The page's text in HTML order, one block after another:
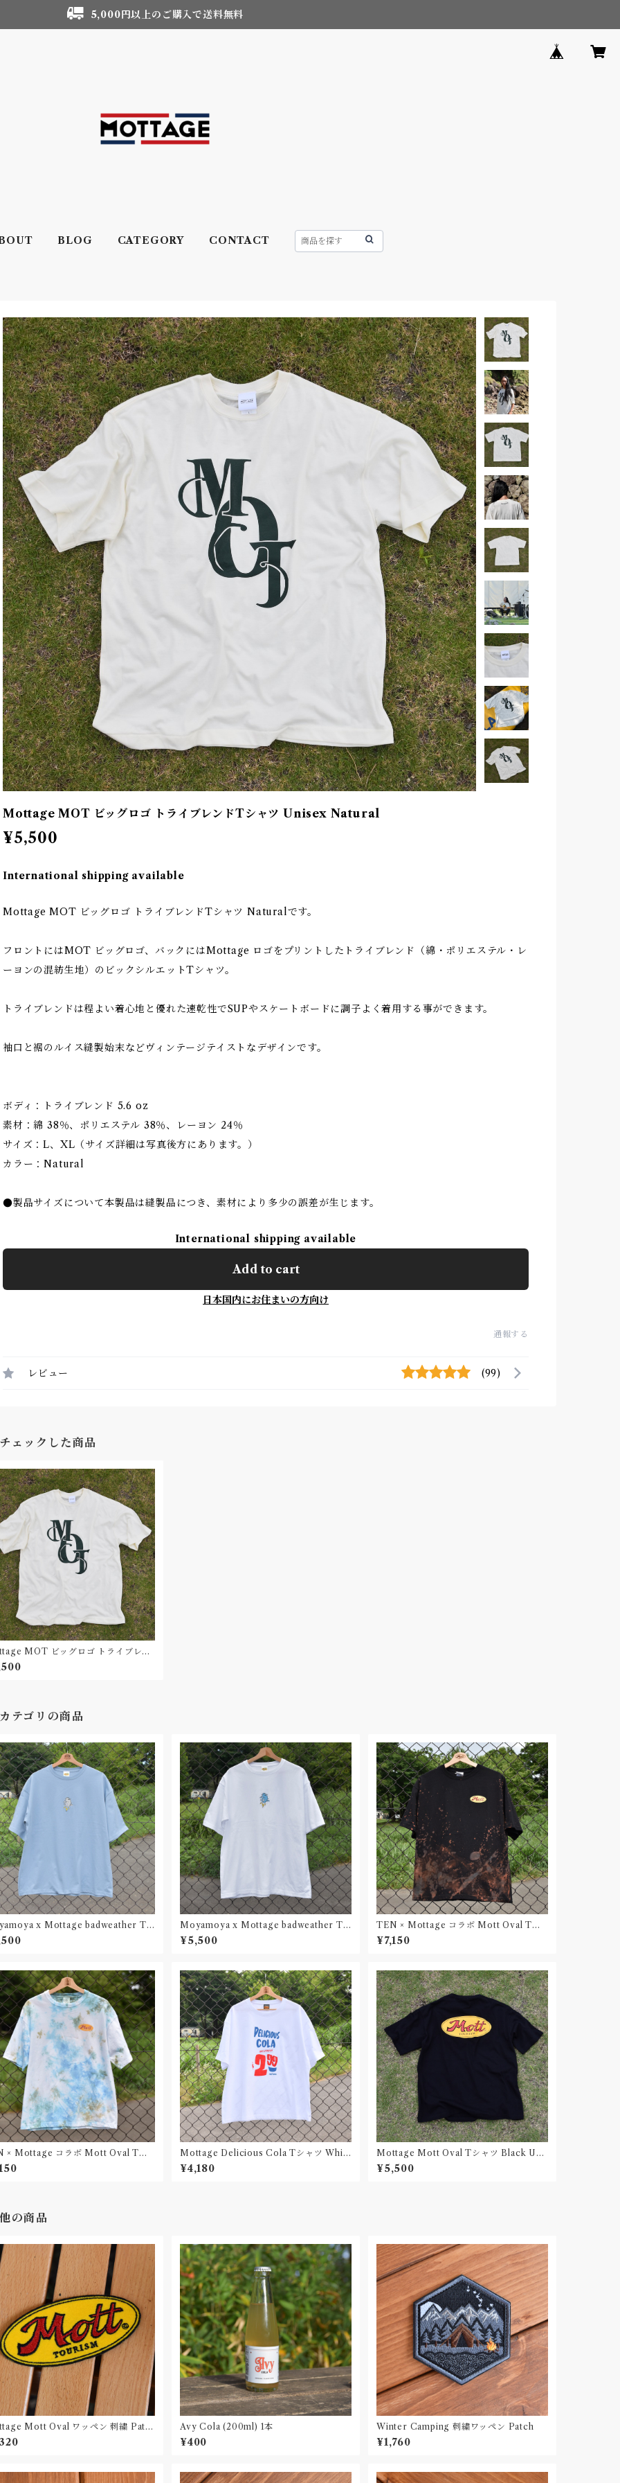
5,000円以上のご購入で送料無料
BLOG CATEGORY CONTACT
Mottage MOT ビッグロゴ トライブレンドTシャツ Unisex Natural
¥5,500
International shipping available
Mottage MOT ビッグロゴ トライブレンドTシャツ Naturalです。
フロントにはMOT ビッグロゴ、バックにはMottage ロゴをプリントしたトライブレンド（綿・ポリエステル・レ
ーヨンの混紡生地）のビックシルエットTシャツ。
トライブレンドは程よい着心地と優れた速乾性でSUPやスケートボードに調子よく着用する事ができます。
袖口と裾のルイス縫製始末などヴィンテージテイストなデザインです。
ボディ：トライブレンド 5.6 oz
素材：綿 38％、ポリエステル 38％、レーヨン 24％
サイズ：L、XL（サイズ詳細は写真後方にあります。）
カラー：Natural
●製品サイズについて本製品は縫製品につき、素材により多少の誤差が生じます。
International shipping available
Add to cart
日本国内にお住まいの方向け
通報する
レビュー (99)
ェックした商品
MOT ビッグロゴ トライブレン
ャツ Unisex Natural
テゴリの商品
x Mottage badweather T
Water Unisex
Moyamoya x Mottage badweather T
シャツ White Unisex
¥5,500
TEN × Mottage コラボ Mott Oval Tシ
ャツ Black Unisex
¥7,150
× Mottage コラボ Mott Oval Tシ
Sea White Unisex
Mottage Delicious Cola Tシャツ Whit
e Unisex
¥4,180
Mottage Mott Oval Tシャツ Black Uni
sex
¥5,500
の商品
Mott Oval ワッペン 刺繍 Patc Avy Cola (200ml) 1本
¥400
Winter Camping 刺繍ワッペン Patch
¥1,760